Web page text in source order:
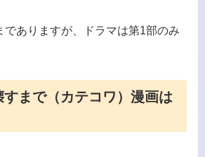
でありますが、ドラマは第1部のみ
まで（カテコワ）漫画は